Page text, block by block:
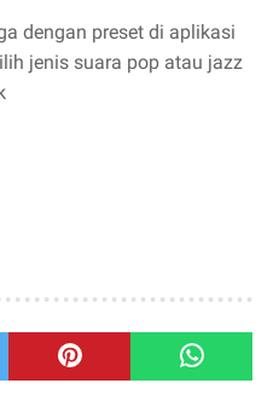
dengan preset di aplikasi
jenis suara pop atau jazz